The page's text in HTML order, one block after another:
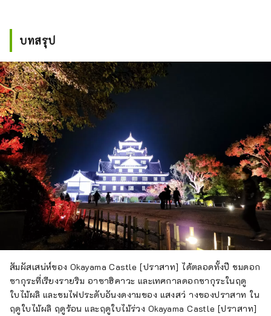
บทสรุป
สัมผัสเสน่ห์ของ Okayama Castle [ปราสาท] ได้ตลอดทั้งปี ชมดอก
ซากุระที่เรียงรายริม อาซาฮิคาวะ และเทศกาลดอกซากุระในฤดู
ใบไม้ผลิ และชมไฟประดับอันงดงามของ แสงสว่ างของปราสาท ใน
ฤดูใบไม้ผลิ ฤดูร้อน และฤดูใบไม้ร่วง Okayama Castle [ปราสาท]